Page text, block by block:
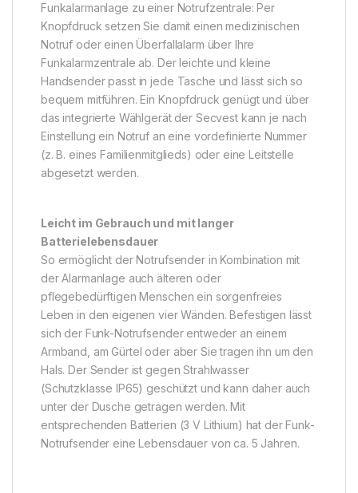
Funkalarmanlage zu einer Notrufzentrale: Per
Knopfdruck setzen Sie damit einen medizinischen
Notruf oder einen Überfallalarm über Ihre
Funkalarmzentrale ab. Der leichte und kleine
Handsender passt in jede Tasche und lässt sich so
bequem mitführen. Ein Knopfdruck genügt und über
das integrierte Wählgerät der Secvest kann je nach
Einstellung ein Notruf an eine vordefinierte Nummer
(z. B. eines Familienmitglieds) oder eine Leitstelle
abgesetzt werden.
Leicht im Gebrauch und mit langer
Batterielebensdauer
So ermöglicht der Notrufsender in Kombination mit
der Alarmanlage auch älteren oder
pflegebedürftigen Menschen ein sorgenfreies
Leben in den eigenen vier Wänden. Befestigen lässt
sich der Funk-Notrufsender entweder an einem
Armband, am Gürtel oder aber Sie tragen ihn um den
Hals. Der Sender ist gegen Strahlwasser
(Schutzklasse IP65) geschützt und kann daher auch
unter der Dusche getragen werden. Mit
entsprechenden Batterien (3 V Lithium) hat der Funk-
Notrufsender eine Lebensdauer von ca. 5 Jahren.